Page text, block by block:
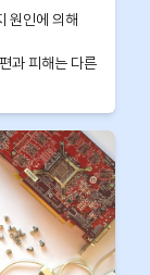
원인에 의해
과 피해는 다른